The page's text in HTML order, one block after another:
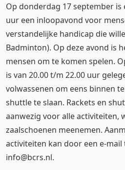
Op donderdag 17 september is
uur een inloopavond voor
verstandelijke handicap die
Badminton). Op deze avond is
mensen om te komen spelen.
is van 20.00 t/m 22.00 uur
volwassenen om eens binnen
shuttle te slaan. Rackets en
aanwezig voor alle activiteiten,
zaalschoenen meenemen.
activiteiten kan door een e-
info@bcrs.nl.